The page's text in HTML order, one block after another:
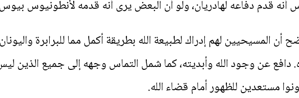
أنه قدم دفاعه لهادريان، ولو أن البعض يرى أنه قدمه لأنطونيوس
أن المسيحيين لهم إدراك لطبيعة الله بطريقة أكمل مما للبرابرة
عن وجود الله وأبديته، كما شمل التماس وجهه إلى جميع الذين ليس
مستعدين للظهور أمام قضاء الله.